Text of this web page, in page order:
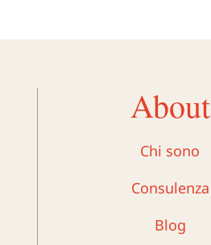
About
Chi sono
Consulenza
Blog